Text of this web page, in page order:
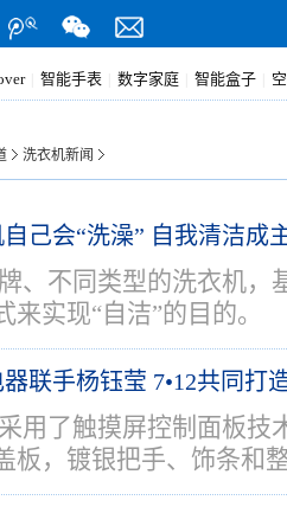
智能手表 数字家庭 智能盒子
洗衣机新闻
己会“洗澡” 自我清洁成
、不同类型的洗衣机，
实现“自洁”的目的。
联手杨钰莹 7•12共同打
用了触摸屏控制面板技
板，镀银把手、饰条和